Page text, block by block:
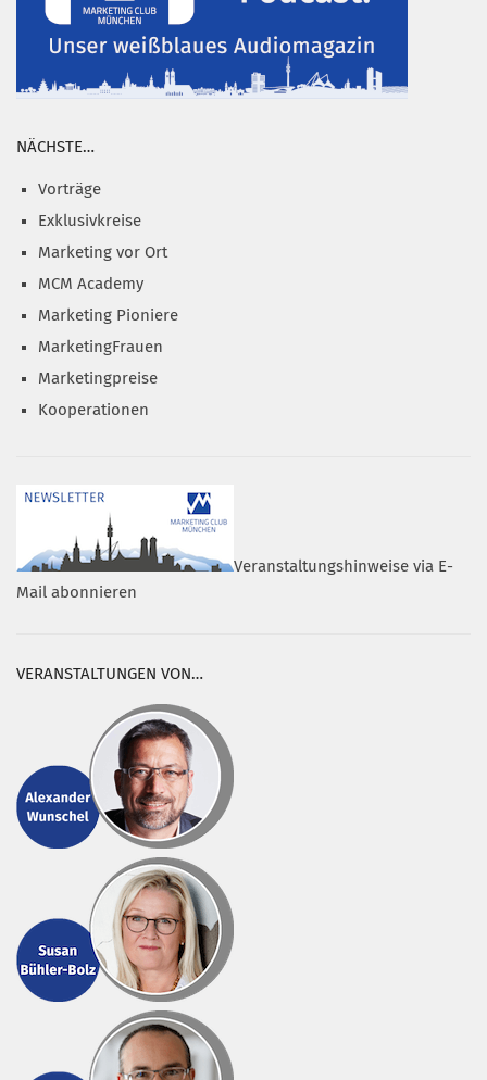
NÄCHSTE…
Vorträge
Exklusivkreise
Marketing vor Ort
MCM Academy
Marketing Pioniere
MarketingFrauen
Marketingpreise
Kooperationen
Veranstaltungshinweise via E-
Mail abonnieren
VERANSTALTUNGEN VON…